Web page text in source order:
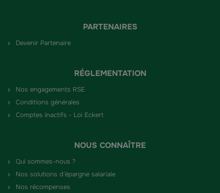
PARTENAIRES
Devenir Partenaire
RÉGLEMENTATION
Nos engagements RSE
Conditions générales
Comptes inactifs - Loi Eckert
NOUS CONNAÎTRE
Qui sommes-nous ?
Nos solutions d’épargne salariale
Nos récompenses